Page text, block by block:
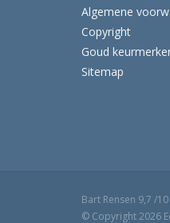
Algemene
Copyright
Goud
Sitemap
Bart Rensen 9,7 /10
© Copyright 2026